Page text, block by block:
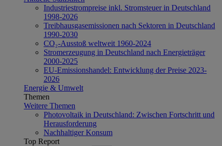
Industriestrompreise inkl. Stromsteuer in Deutschland
1998-2026
Treibhausgasemissionen nach Sektoren in Deutschland
1990-2030
CO₂-Ausstoß weltweit 1960-2024
Stromerzeugung in Deutschland nach Energieträger
2000-2025
EU-Emissionshandel: Entwicklung der Preise 2023-
2026
Energie & Umwelt
Themen
Weitere Themen
Photovoltaik in Deutschland: Zwischen Fortschritt und
Herausforderung
Nachhaltiger Konsum
Top Report